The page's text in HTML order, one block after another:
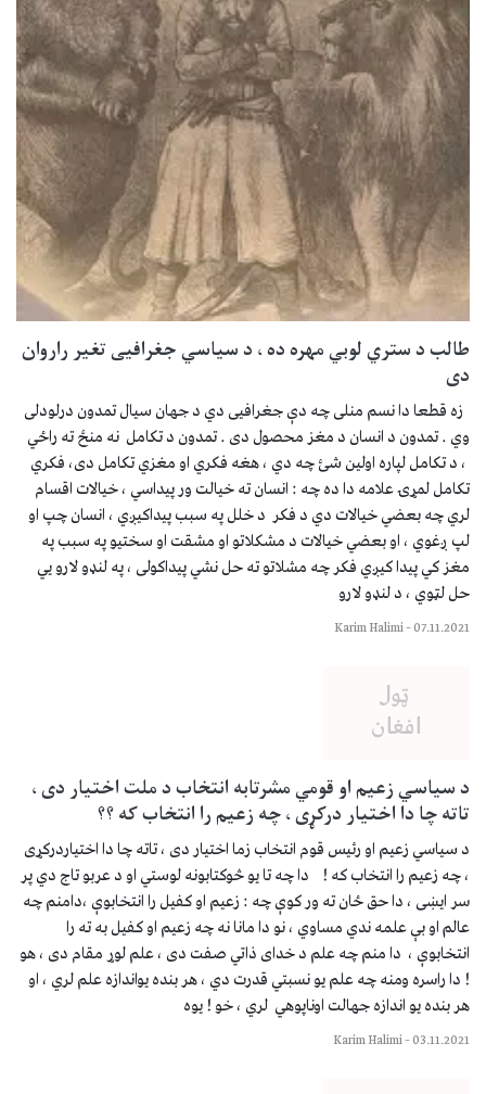
طالب د ستري لوبي مهره ده ، د سیاسي جغرافیی تغیر راروان
دی
زه قطعا دا نسم منلی چه دې جغرافیی دي د جهان سیال تمدون درلودلی
وي . تمدون د انسان د مغز محصول دی . تمدون د تکامل نه منځ ته راځي
، د تکامل لپاره اولین شئ چه دي ، هغه فکري او مغزي تکامل دی، فکري
تکامل لمړۍ علامه دا ده چه : انسان ته خیالت ور پیداسي ، خیالات اقسام
لري چه بعضي خیالات دي د فکر د خلل په سبب پیداکیږي ، انسان چپ او
لپ ږغوي ، او بعضي خیالات د مشکلاتو او مشقت او سختیو په سبب په
مغز کي پیدا کیږي فکر چه مشلاتو ته حل نشي پیداکولی ، په لنډو لارو يي
حل لټوي ، د لنډو لارو
07.11.2021
–
Karim Halimi
د سیاسي زعیم او قومي مشرتابه انتخاب د ملت اختیار دی ،
تاته چا دا اختیار درکړی ، چه زعیم را انتخاب که ؟؟
د سیاسي زعیم او رئیس قوم انتخاب زما اختیار دی ، تاته چا دا اختیاردرکړی
، چه زعیم را انتخاب که ! دا چه تا يو څوکتابونه لوستي او د عربو تاج دي پر
سر ایښی ، دا حق ځان ته ور کوې چه : زعیم او کفیل را انتخابوې ،دامنم چه
عالم او بې علمه ندي مساوي ، نو دا مانا نه چه زعیم او کفیل به ته را
انتخابوې ، دا منم چه علم د خدای ذاتي صفت دی ، علم لوړ مقام دی ، هو
! دا راسره ومنه چه علم یو نسبتي قدرت دي ، هر بنده یواندازه علم لري ، او
هر بنده یو اندازه جهالت اوناپوهي لري ، خو ! یوه
03.11.2021
–
Karim Halimi